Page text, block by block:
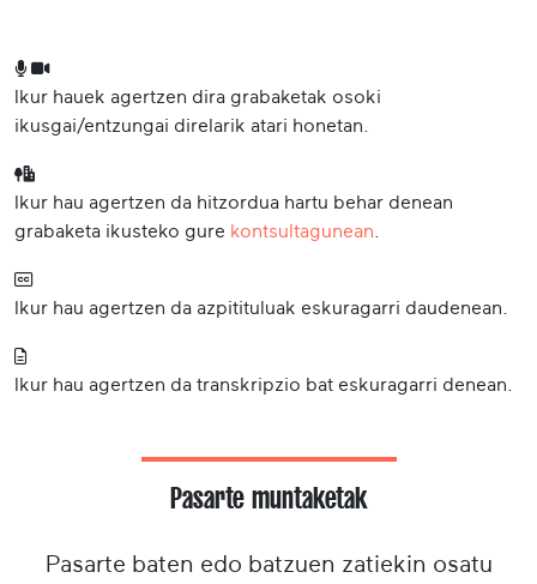
Ikur hauek agertzen dira grabaketak osoki
ikusgai/entzungai direlarik atari honetan.
Ikur hau agertzen da hitzordua hartu behar denean
grabaketa ikusteko gure kontsultagunean
Ikur hau agertzen da azpitituluak eskuragarri daudenean.
Ikur hau agertzen da transkripzio bat eskuragarri denean.
Pasarte muntaketak
Pasarte baten edo batzuen zatiekin osatu